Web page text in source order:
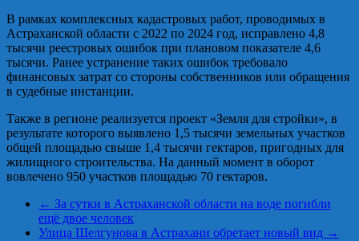
В рамках комплексных кадастровых работ, проводимых в
Астраханской области с 2022 по 2024 год, исправлено 4,8
тысячи реестровых ошибок при плановом показателе 4,6
тысячи. Ранее устранение таких ошибок требовало
финансовых затрат со стороны собственников или обращения
в судебные инстанции.
Также в регионе реализуется проект «Земля для стройки», в
результате которого выявлено 1,5 тысячи земельных участков
общей площадью свыше 1,4 тысячи гектаров, пригодных для
жилищного строительства. На данный момент в оборот
вовлечено 950 участков площадью 70 гектаров.
← За сутки в Астраханской области на воде погибли
ещё двое человек
Улица Шелгунова в Астрахани обретает новый вид →